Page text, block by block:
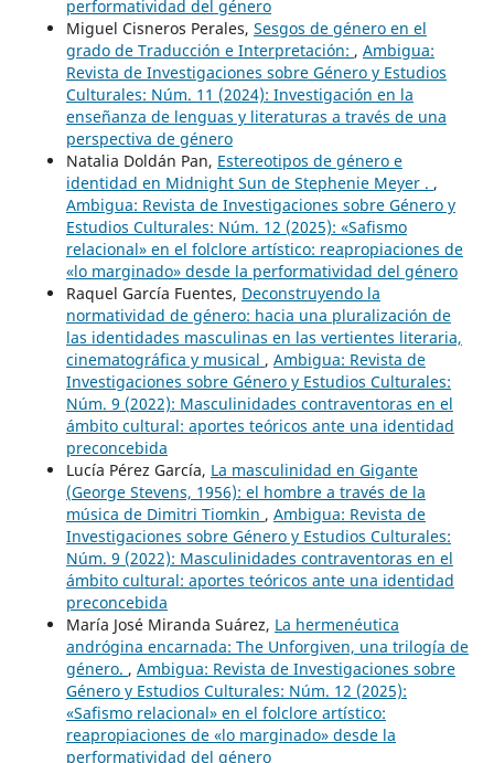
performatividad del género
Miguel Cisneros Perales, Sesgos de género en el
grado de Traducción e Interpretación: , Ambigua:
Revista de Investigaciones sobre Género y Estudios
Culturales: Núm. 11 (2024): Investigación en la
enseñanza de lenguas y literaturas a través de una
perspectiva de género
Natalia Doldán Pan, Estereotipos de género e
identidad en Midnight Sun de Stephenie Meyer . ,
Ambigua: Revista de Investigaciones sobre Género y
Estudios Culturales: Núm. 12 (2025): «Safismo
relacional» en el folclore artístico: reapropiaciones de
«lo marginado» desde la performatividad del género
Raquel García Fuentes, Deconstruyendo la
normatividad de género: hacia una pluralización de
las identidades masculinas en las vertientes literaria,
cinematográfica y musical , Ambigua: Revista de
Investigaciones sobre Género y Estudios Culturales:
Núm. 9 (2022): Masculinidades contraventoras en el
ámbito cultural: aportes teóricos ante una identidad
preconcebida
Lucía Pérez García, La masculinidad en Gigante
(George Stevens, 1956): el hombre a través de la
música de Dimitri Tiomkin , Ambigua: Revista de
Investigaciones sobre Género y Estudios Culturales:
Núm. 9 (2022): Masculinidades contraventoras en el
ámbito cultural: aportes teóricos ante una identidad
preconcebida
María José Miranda Suárez, La hermenéutica
andrógina encarnada: The Unforgiven, una trilogía de
género. , Ambigua: Revista de Investigaciones sobre
Género y Estudios Culturales: Núm. 12 (2025):
«Safismo relacional» en el folclore artístico:
reapropiaciones de «lo marginado» desde la
performatividad del género